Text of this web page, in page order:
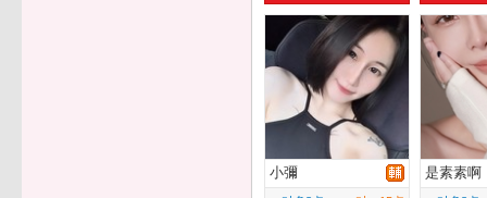
小彌 是素素啊